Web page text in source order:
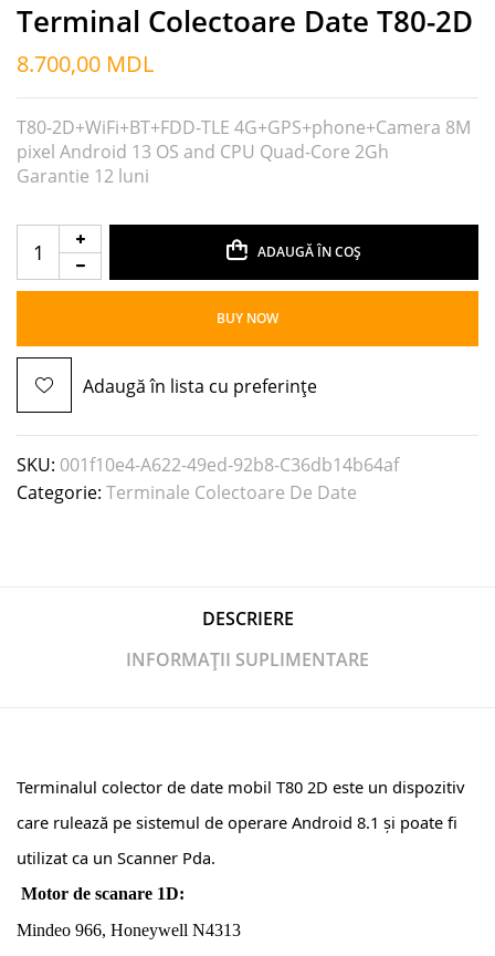
Terminal Colectoare Date T80-2D
8.700,00 MDL
T80-2D+WiFi+BT+FDD-TLE 4G+GPS+phone+Camera 8M
pixel Android 13 OS and CPU Quad-Core 2Gh
Garantie 12 luni
ADAUGĂ ÎN COȘ
BUY NOW
Adaugă în lista cu preferințe
SKU: 001f10e4-A622-49ed-92b8-C36db14b64af
Categorie: Terminale Colectoare De Date
DESCRIERE
INFORMAȚII SUPLIMENTARE
Terminalul colector de date mobil T80 2D este un dispozitiv
care rulează pe sistemul de operare Android 8.1 și poate fi
utilizat ca un Scanner Pda.
Motor de scanare 1D:
Mindeo 966, Honeywell N4313